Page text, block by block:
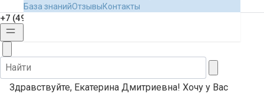
База знанийОтзывыКонтакты
+7 (495) 565-30-44
* Консультация на форуме не заменяет визит к врачу.
Здравствуйте, Екатерина Дмитриевна! Хочу у Вас